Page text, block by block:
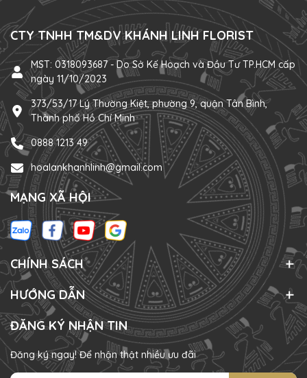
CTY TNHH TM&DV KHÁNH LINH FLORIST
MST: 0318093687 - Do Sở Kế Hoạch và Đầu Tư TP.HCM cấp
ngày 11/10/2023
373/53/17 Lý Thường Kiệt, phường 9, quận Tân Bình,
Thành phố Hồ Chí Minh
0888 1213 49
hoalankhanhlinh@gmail.com
MẠNG XÃ HỘI
CHÍNH SÁCH
HƯỚNG DẪN
ĐĂNG KÝ NHẬN TIN
Đăng ký ngay! Để nhận thật nhiều ưu đãi